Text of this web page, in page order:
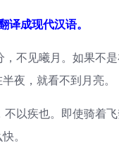
译成现代汉语。
，不见曦月。如果不
夜，就看不到月亮。
不以疾也。即使骑着
。